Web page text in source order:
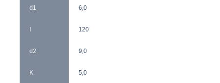
d1
I
d2
K
6,0
120
9,0
5,0